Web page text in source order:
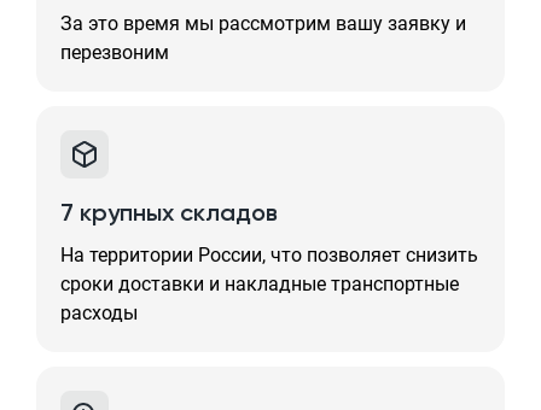
За это время мы рассмотрим вашу заявку и
перезвоним
7 крупных складов
На территории России, что позволяет снизить
сроки доставки и накладные транспортные
расходы